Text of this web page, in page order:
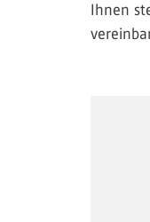
Ihnen